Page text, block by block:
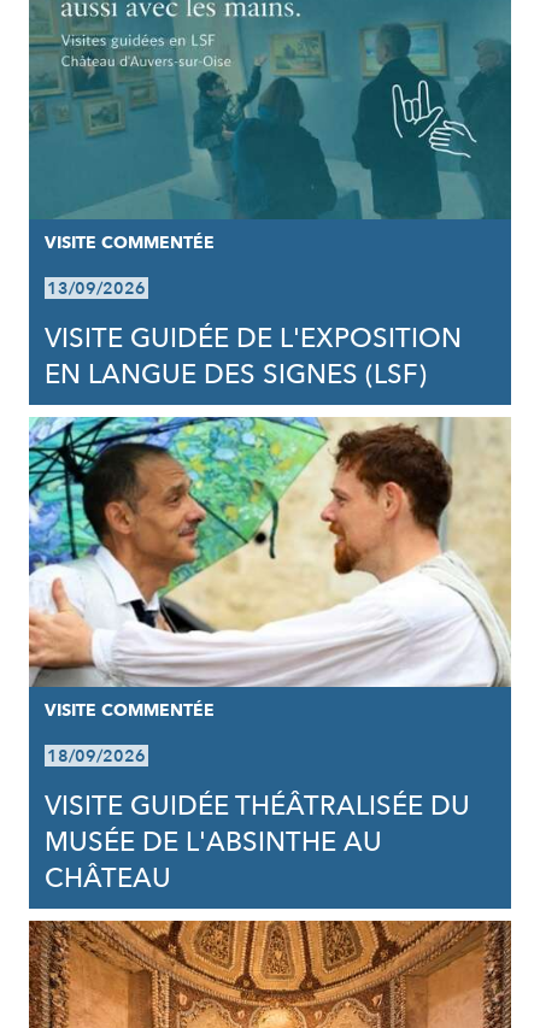
VISITE COMMENTÉE
13/09/2026
VISITE GUIDÉE DE L'EXPOSITION
EN LANGUE DES SIGNES (LSF)
VISITE COMMENTÉE
18/09/2026
VISITE GUIDÉE THÉÂTRALISÉE DU
MUSÉE DE L'ABSINTHE AU
CHÂTEAU